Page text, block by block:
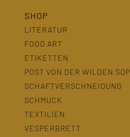
SHOP
LITERATUR
FOOD ART
ETIKETTEN
POST VON DER WILDEN
SCHAFTVERSCHNEIDUNG
SCHMUCK
TEXTILIEN
VESPERBRETT